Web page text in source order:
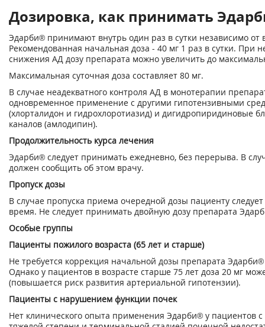
Дозировка, как принимать
Эдарби® принимают внутрь один раз в сутки независимо
Рекомендованная начальная доза - 40 мг 1 раз в сутки. При
снижения АД дозу препарата можно увеличить до
Максимальная суточная доза составляет 80 мг.
В случае неадекватного контроля АД в монотерапии
одновременное применение с другими гипотензивными
(хлорталидон и гидрохлоротиазид) и дигидропиридиновые
каналов (амлодипин).
Продолжительность курса лечения
Эдарби® следует принимать ежедневно, без перерыва. В
должен сообщить об этом врачу.
Пропуск дозы
В случае пропуска приема очередной дозы пациенту
время. Не следует принимать двойную дозу препарата
Особые группы
Пациенты пожилого возраста (65 лет и старше)
Не требуется коррекция начальной дозы препарата
Однако у пациентов в возрасте старше 75 лет доза 20 мг
(повышается риск развития артериальной гипотензии).
Пациенты с нарушением функции почек
Нет клинического опыта применения Эдарби® у пациентов